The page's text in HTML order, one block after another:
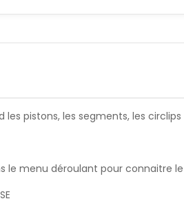
les pistons, les segments, les circlips
le menu déroulant pour connaitre